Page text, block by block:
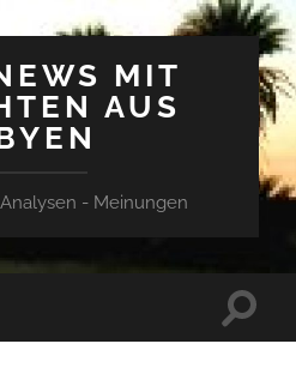
MIT
AUS
- Meinungen